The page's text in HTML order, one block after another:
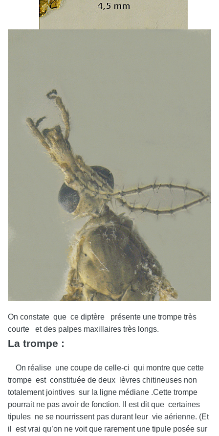
On constate que ce diptère présente une trompe très
courte et des palpes maxillaires très longs.
La trompe :
On réalise une coupe de celle-ci qui montre que cette
trompe est constituée de deux lèvres chitineuses non
totalement jointives sur la ligne médiane .Cette trompe
pourrait ne pas avoir de fonction. Il est dit que certaines
tipules ne se nourrissent pas durant leur vie aérienne. (Et
il est vrai qu’on ne voit que rarement une tipule posée sur